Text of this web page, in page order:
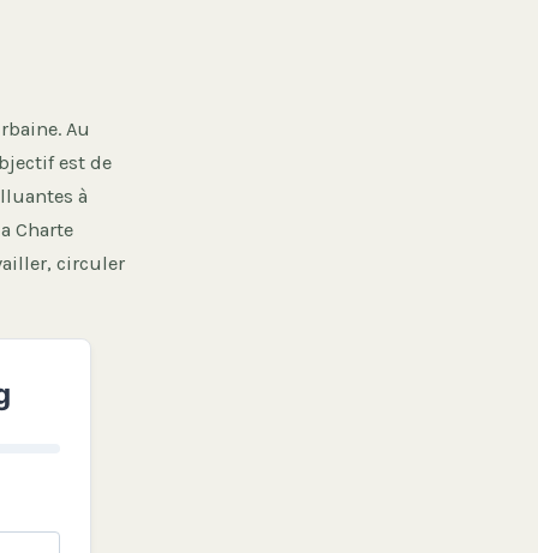
Au
est de
à
Charte
circuler